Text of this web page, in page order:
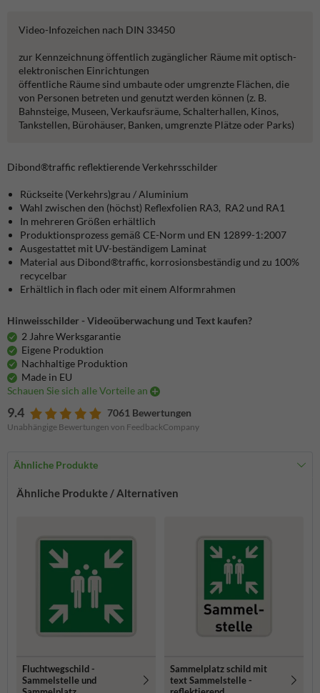
Video-Infozeichen nach DIN 33450
zur Kennzeichnung öffentlich zugänglicher Räume mit optisch-
elektronischen Einrichtungen
öffentliche Räume sind umbaute oder umgrenzte Flächen, die
von Personen betreten und genutzt werden können (z. B.
Bahnsteige, Museen, Verkaufsräume, Schalterhallen, Kinos,
Tankstellen, Bürohäuser, Banken, umgrenzte Plätze oder Parks)
Dibond®traffic reflektierende Verkehrsschilder
Rückseite (Verkehrs)grau / Aluminium
Wahl zwischen den (höchst) Reflexfolien RA3, RA2 und RA1
In mehreren Größen erhältlich
Produktionsprozess gemäß CE-Norm und EN 12899-1:2007
Ausgestattet mit UV-beständigem Laminat
Material aus Dibond®traffic, korrosionsbeständig und zu 100%
recycelbar
Erhältlich in flach oder mit einem Alformrahmen
Hinweisschilder - Videoüberwachung und Text kaufen?
2 Jahre Werksgarantie
Eigene Produktion
Nachhaltige Produktion
Made in EU
Schauen Sie sich alle Vorteile an
9.4 7061 Bewertungen
Unabhängige Bewertungen von FeedbackCompany
Ähnliche Produkte
Ähnliche Produkte / Alternativen
Fluchtwegschild -
Sammelstelle und
Sammelplatz schild mit
text Sammelstelle -